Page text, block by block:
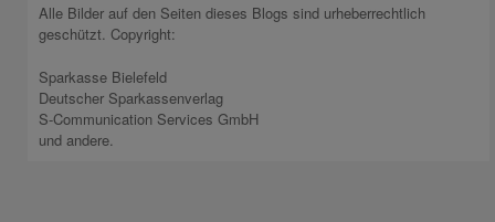
Alle Bilder auf den Seiten dieses Blogs sind urheberrechtlich
geschützt. Copyright:
Sparkasse Bielefeld
Deutscher Sparkassenverlag
S-Communication Services GmbH
und andere.